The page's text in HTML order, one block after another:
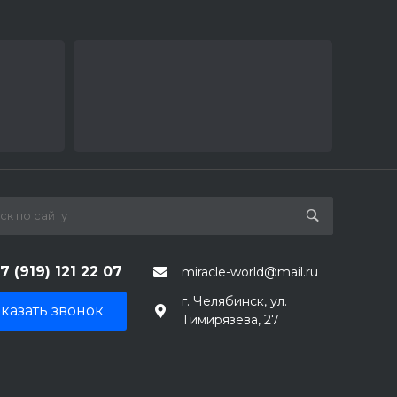
(919) 121 22 07 miracle-world@mail.ru
звонок
г. Челябинск, ул.
Тимирязева, 27